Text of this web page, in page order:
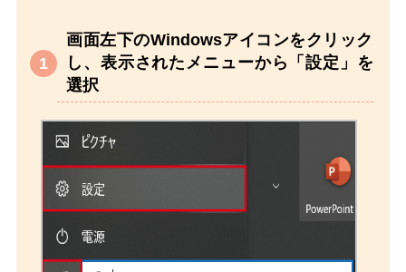
画面左下のWindowsアイコンをクリック
し、表示されたメニューから「設定」を
選択